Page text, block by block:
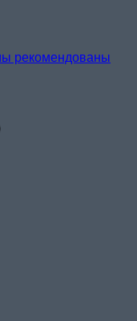
рекомендованы